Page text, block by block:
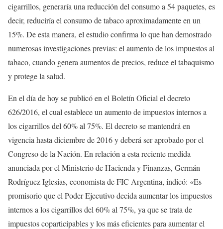
cigarrillos, generaría una reducción del consumo a 54 paquetes, es
decir, reduciría el consumo de tabaco aproximadamente en un
15%. De esta manera, el estudio confirma lo que han demostrado
numerosas investigaciones previas: el aumento de los impuestos al
tabaco, cuando genera aumentos de precios, reduce el tabaquismo
y protege la salud.
En el día de hoy se publicó en el Boletín Oficial el decreto
626/2016, el cual establece un aumento de impuestos internos a
los cigarrillos del 60% al 75%. El decreto se mantendrá en
vigencia hasta diciembre de 2016 y deberá ser aprobado por el
Congreso de la Nación. En relación a esta reciente medida
anunciada por el Ministerio de Hacienda y Finanzas, Germán
Rodríguez Iglesias, economista de FIC Argentina, indicó: «Es
promisorio que el Poder Ejecutivo decida aumentar los impuestos
internos a los cigarrillos del 60% al 75%, ya que se trata de
impuestos coparticipables y los más eficientes para aumentar el